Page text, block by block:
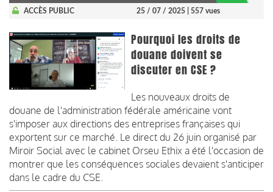
ACCÈS PUBLIC 25 / 07 / 2025 | 557 vues
Pourquoi les droits de
douane doivent se
discuter en CSE ?
Les nouveaux droits de
douane de l'administration fédérale américaine vont
s'imposer aux directions des entreprises françaises qui
exportent sur ce marché. Le direct du 26 juin organisé par
Miroir Social avec le cabinet Orseu Ethix a été l'occasion de
montrer que les conséquences sociales devaient s'anticiper
dans le cadre du CSE.